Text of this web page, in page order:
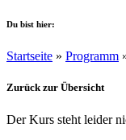
Du bist hier:
Startseite » Programm
Zurück zur Übersicht
Der Kurs steht leider